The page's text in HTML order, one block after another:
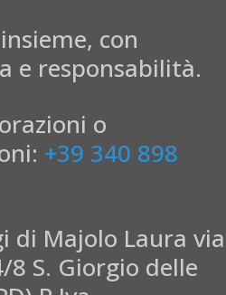
con
e responsabilità.
o
+39 340 898
di Majolo Laura via
S. Giorgio delle